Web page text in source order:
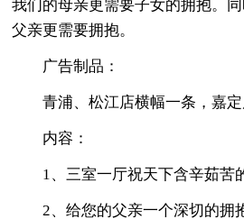
我们的母亲更需要子女的拥抱。
父亲更需要拥抱。
广告制品：
青浦、松江店横幅一条，嘉定
内容：
1、三室一厅祝天下含辛茹苦
2、给您的父亲一个深切的拥